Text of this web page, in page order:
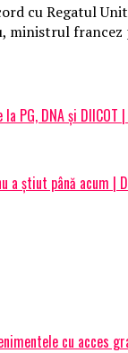
cu Regatul
ministrul
PG, DNA şi DIICOT
a știut până acum |
cu acces